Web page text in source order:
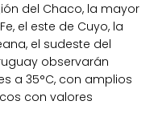
del Chaco, la mayor
el este de Cuyo, la
el sudeste del
observarán
a 35°C, con amplios
con valores